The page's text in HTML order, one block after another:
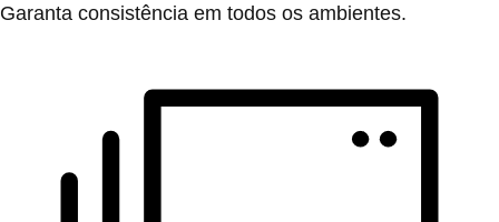
Garanta consistência em todos os ambientes.